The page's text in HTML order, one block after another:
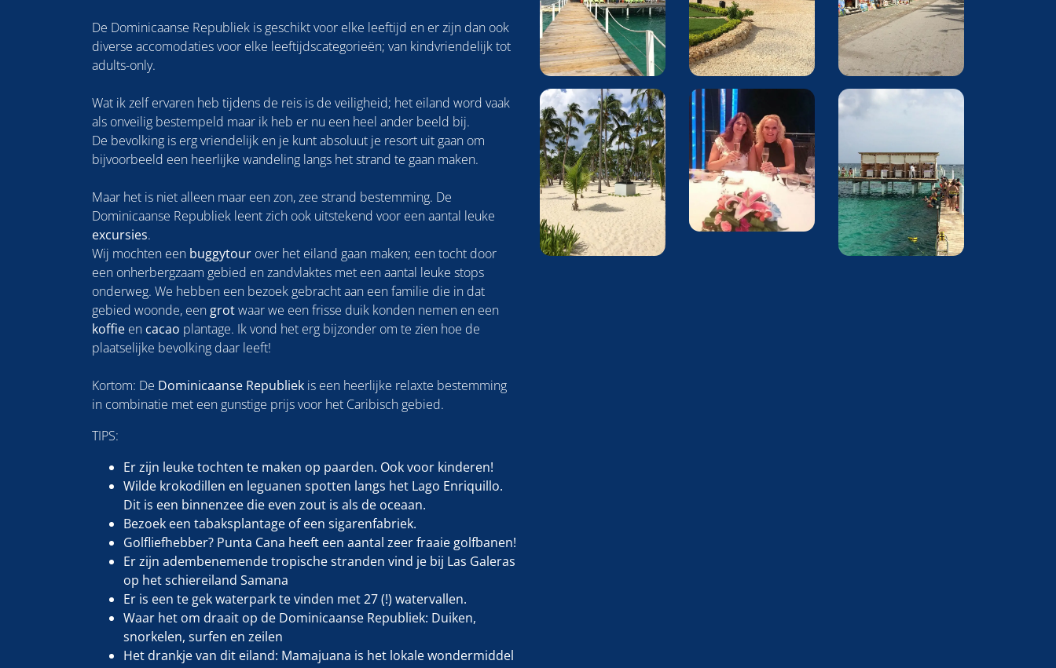
De Dominicaanse Republiek is geschikt voor elke leeftijd en er zijn dan ook
diverse accomodaties voor elke leeftijdscategorieën; van kindvriendelijk tot
adults-only.
Wat ik zelf ervaren heb tijdens de reis is de veiligheid; het eiland word vaak
als onveilig bestempeld maar ik heb er nu een heel ander beeld bij.
De bevolking is erg vriendelijk en je kunt absoluut je resort uit gaan om
bijvoorbeeld een heerlijke wandeling langs het strand te gaan maken.
Maar het is niet alleen maar een zon, zee strand bestemming. De
Dominicaanse Republiek leent zich ook uitstekend voor een aantal leuke
excursies.
Wij mochten een buggytour over het eiland gaan maken; een tocht door
een onherbergzaam gebied en zandvlaktes met een aantal leuke stops
onderweg. We hebben een bezoek gebracht aan een familie die in dat
gebied woonde, een grotwaar we een frisse duik konden nemen en een
koffie en cacao plantage. Ik vond het erg bijzonder om te zien hoe de
plaatselijke bevolking daar leeft!
Kortom: De Dominicaanse Republiek is een heerlijke relaxte bestemming
in combinatie met een gunstige prijs voor het Caribisch gebied.
TIPS:
Er zijn leuke tochten te maken op paarden. Ook voor kinderen!
Wilde krokodillen en leguanen spotten langs het Lago Enriquillo.
Dit is een binnenzee die even zout is als de oceaan.
Bezoek een tabaksplantage of een sigarenfabriek.
Golfliefhebber? Punta Cana heeft een aantal zeer fraaie golfbanen!
Er zijn adembenemende tropische stranden vind je bij Las Galeras
op het schiereiland Samana
Er is een te gek waterpark te vinden met 27 (!) watervallen.
Waar het om draait op de Dominicaanse Republiek: Duiken,
snorkelen, surfen en zeilen
Het drankje van dit eiland: Mamajuana is het lokale wondermiddel